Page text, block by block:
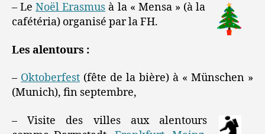
– LeNoël Erasmus à la « Mensa » (à la
cafétéria) organisé par la FH.
Les alentours :
– Oktoberfest (fête de la bière) à « Münschen »
(Munich), fin septembre,
– Visite des villes aux alentours